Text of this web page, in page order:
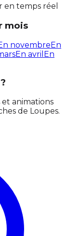
en temps réel
mois
novembreEn
En avril En
et animations
de Loupes.